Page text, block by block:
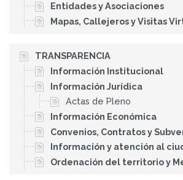
Entidades y Asociaciones
Mapas, Callejeros y Visitas
TRANSPARENCIA
Información Institucional
Información Jurídica
Actas de Pleno
Información Económica
Convenios, Contratos y
Información y atención al
Ordenación del territorio y